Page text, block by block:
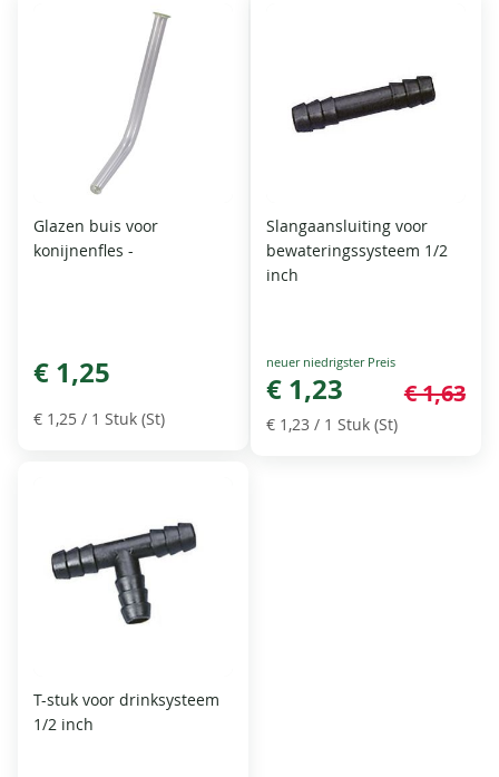
Glazen buis voor
konijnenfles -
€ 1,25
€ 1,25 / 1 Stuk (St)
Slangaansluiting voor
bewateringssysteem 1/2
inch
Special
Price
€ 1,23 € 1,63
€ 1,23 / 1 Stuk (St)
T-stuk voor drinksysteem
1/2 inch